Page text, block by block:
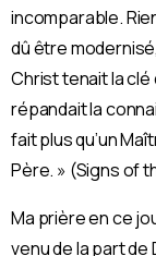
incomparable.
dû être
Christ tenait la
répandait la
fait plus qu’un
Père. » (Signs of
Ma prière en ce
venu de la part